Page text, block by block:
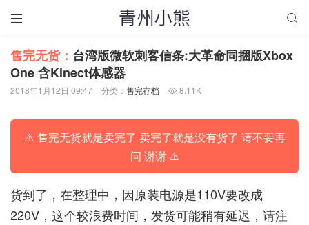
 
售完无货： 台湾版微软刺客信条:大革命同捆版Xbox
One 含Kinect体感器
2018年1月12日 09:47 分类： 售完存档  8.11K
⚠️ 售完无货就是卖完了 卖完了就是没有货了 请不要再
问 谢谢 ⚠️
货到了，在整理中，因原装电源是110V要改成
220V，这个较浪费时间，发货可能稍有延迟，请注